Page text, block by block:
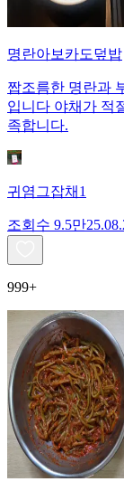
명란아보카도덮밥
짭조름한 명란과
입니다 야채가 적
족합니다.
귀염그잡채1
조회수 9.5만
999+